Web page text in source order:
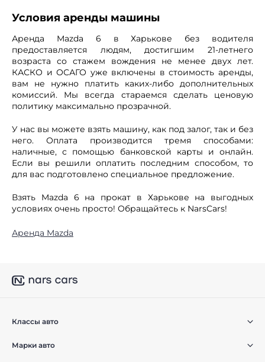
Условия аренды машины
Аренда Mazda 6 в Харькове без водителя
предоставляется людям, достигшим 21-летнего
возраста со стажем вождения не менее двух лет.
КАСКО и ОСАГО уже включены в стоимость аренды,
вам не нужно платить каких-либо дополнительных
комиссий. Мы всегда стараемся сделать ценовую
политику максимально прозрачной.
У нас вы можете взять машину, как под залог, так и без
него. Оплата производится тремя способами:
наличные, с помощью банковской карты и онлайн.
Если вы решили оплатить последним способом, то
для вас подготовлено специальное предложение.
Взять Mazda 6 на прокат в Харькове на выгодных
условиях очень просто! Обращайтесь к NarsCars!
Аренда Mazda
Классы авто
Марки авто